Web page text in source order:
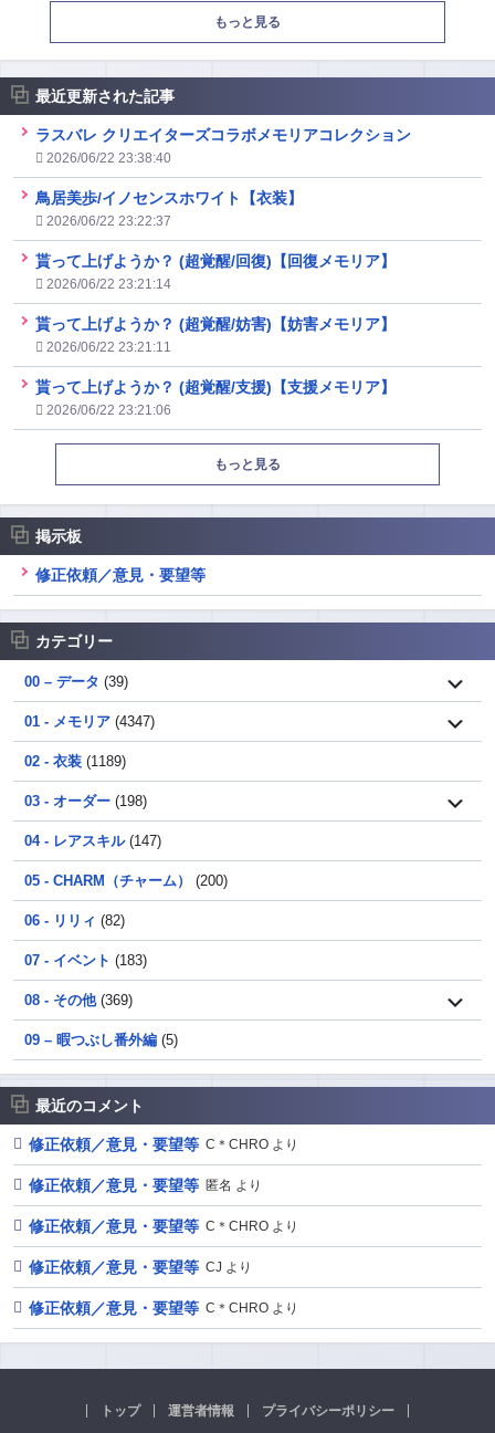
もっと見る
最近更新された記事
ラスバレ クリエイターズコラボメモリアコレクション
2026/06/22 23:38:40
鳥居美歩/イノセンスホワイト【衣装】
2026/06/22 23:22:37
貰って上げようか？ (超覚醒/回復)【回復メモリア】
2026/06/22 23:21:14
貰って上げようか？ (超覚醒/妨害)【妨害メモリア】
2026/06/22 23:21:11
貰って上げようか？ (超覚醒/支援)【支援メモリア】
2026/06/22 23:21:06
もっと見る
掲示板
修正依頼／意見・要望等
カテゴリー
00 – データ (39)
01 - メモリア (4347)
02 - 衣装 (1189)
03 - オーダー (198)
04 - レアスキル(147)
05 - CHARM（チャーム） (200)
06 - リリィ (82)
07 - イベント (183)
08 - その他(369)
09 – 暇つぶし番外編 (5)
最近のコメント
修正依頼／意見・要望等 C＊CHRO より
修正依頼／意見・要望等 匿名 より
修正依頼／意見・要望等 C＊CHRO より
修正依頼／意見・要望等 CJ より
修正依頼／意見・要望等 C＊CHRO より
トップ 運営者情報 プライバシーポリシー